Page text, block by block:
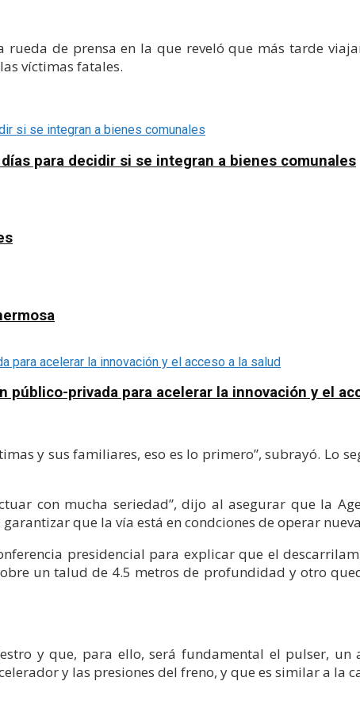
de prensa en la que reveló que más tarde
víctimas fatales.
para decidir si se integran a bienes comunales
privada para acelerar la innovación y el
y sus familiares, eso es lo primero”, subrayó. Lo
con mucha seriedad”, dijo al asegurar que la
que la vía está en condciones de operar
presidencial para explicar que el
un talud de 4.5 metros de profundidad y otro
y que, para ello, será fundamental el pulser,
y las presiones del freno, y que es similar a la